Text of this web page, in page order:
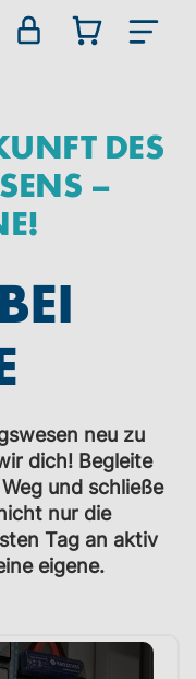
DES
–
neu zu
dich! Begleite
und schließe
nur die
Tag an aktiv
eigene.